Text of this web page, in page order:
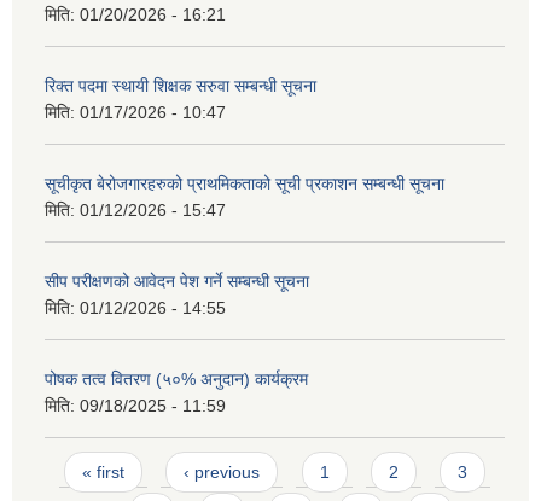
मिति: 01/20/2026 - 16:21
रिक्त पदमा स्थायी शिक्षक सरुवा सम्बन्धी सूचना
मिति: 01/17/2026 - 10:47
सूचीकृत बेरोजगारहरुको प्राथमिकताको सूची प्रकाशन सम्बन्धी सूचना
मिति: 01/12/2026 - 15:47
सीप परीक्षणको आवेदन पेश गर्ने सम्बन्धी सूचना
मिति: 01/12/2026 - 14:55
पोषक तत्व वितरण (५०% अनुदान) कार्यक्रम
मिति: 09/18/2025 - 11:59
Pages
« first ‹ previous 1 2 3